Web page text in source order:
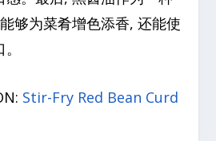
够为菜肴增色添香, 还能使
Stir-Fry Red Bean Curd